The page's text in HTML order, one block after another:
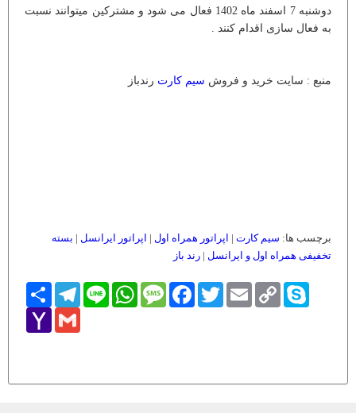
دوشنبه 7 اسفند ماه 1402 فعال می شود و مشترکین میتوانند نسبت
به فعال سازی اقدام کنند .
منبع : سایت خرید و فروش سیم کارت رندباز
برچسب ها: سیم کارت | اپراتور همراه اول | اپراتور ایرانسل | بسته
تخفیفی همراه اول و ایرانسل | رند باز
اشتراکTelegram Line
WhatsAppMessageFacebookTwitter Email
Copy
Link
Skype
Yahoo
Mail
Gmail